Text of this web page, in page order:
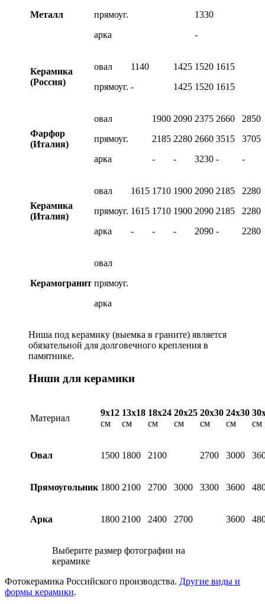
Металл
прямоуг.
арка
1330
-
Керамика
(Россия)
овал
прямоуг.
1140
-
1425
1425
1520
1520
1615
1615
Фарфор
(Италия)
овал
прямоуг.
арка
1900
2185
-
2090
2280
-
2375
2660
3230
2660
3515
-
2850
3705
-
Керамика
(Италия)
овал
прямоуг.
арка
1615
1615
-
1710
1710
-
1900
1900
-
2090
2090
2090
2185
2185
-
2280
2280
2280
Керамогранит
овал
прямоуг.
арка
Ниша под керамику (выемка в граните) является
обязательной для долговечного крепления в
памятнике.
Ниши для керамики
Материал
9х12
см
13х18
см
18х24
см
20х25
см
20х30
см
24х30
см
см
Овал 1500 1800 2100 2700 3000
Прямоугольник 1800 2100 2700 3000 3300 3600
Арка 1800 2100 2400 2700 3600
Выберите размер фотографии на
керамике
Фотокерамика Российского производства. Другие виды и
формы керамики.